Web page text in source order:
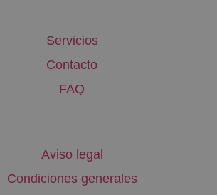
Servicios
Contacto
FAQ
Aviso legal
Condiciones generales